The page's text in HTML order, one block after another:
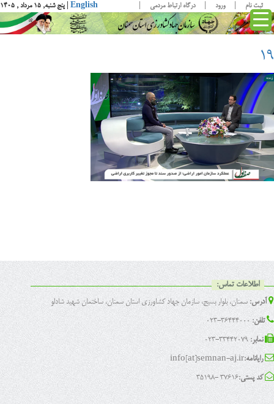
English | پنج شنبه, ۱۵ مرداد , ۱۴۰۵ ثبت نام ورود درگاه ارتباط مردمی
۱۹
اطلاعات تماس:
آدرس: سمنان، بلوار بسیج، سازمان جهاد کشاورزی استان سمنان، ساختمان شهید شادلو
تلفن: 36444000-023
نمابر: 33442079-023
رایانامه:info[at]semnan-aj.ir
کد پستی:37616 -35198